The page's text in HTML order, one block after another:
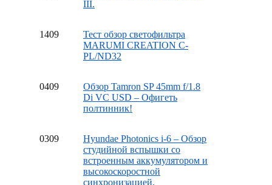
III.
1409
Тест обзор светофильтра
MARUMI CREATION C-
PL/ND32
0409
Обзор Tamron SP 45mm f/1.8
Di VC USD – Офигеть
полтинник!
0309
Hyundae Photonics i-6 – Обзор
студийной вспышки со
встроенным аккумулятором и
высокоскоростной
синхронизацией.